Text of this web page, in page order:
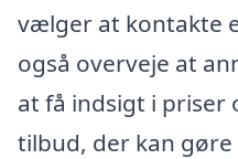
vælger at kontakte
også overveje at
at få indsigt i priser
tilbud, der kan